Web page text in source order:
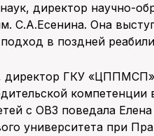
директор научно-
С.А.Есенина. Она
в поздней
директор ГКУ
с ОВЗ поведала
университета при